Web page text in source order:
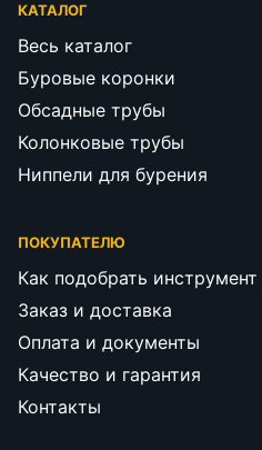
КАТАЛОГ
Весь каталог
Буровые коронки
Обсадные трубы
Колонковые трубы
Ниппели для бурения
ПОКУПАТЕЛЮ
Как подобрать инструмент
Заказ и доставка
Оплата и документы
Качество и гарантия
Контакты